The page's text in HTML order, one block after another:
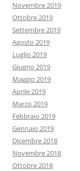
Novembre 2019
Ottobre 2019
Settembre 2019
Agosto 2019
Luglio 2019
Giugno 2019
Maggio 2019
Aprile 2019
Marzo 2019
Febbraio 2019
Gennaio 2019
Dicembre 2018
Novembre 2018
Ottobre 2018